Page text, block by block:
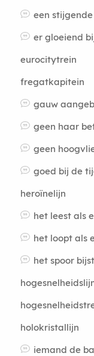
een
er gloeiend
eurocitytrein
fregatkapitein
gauw
geen haar
geen
goed bij de
heroïnelijn
het leest als
het loopt als
het spoor
holokristallijn
iemand de